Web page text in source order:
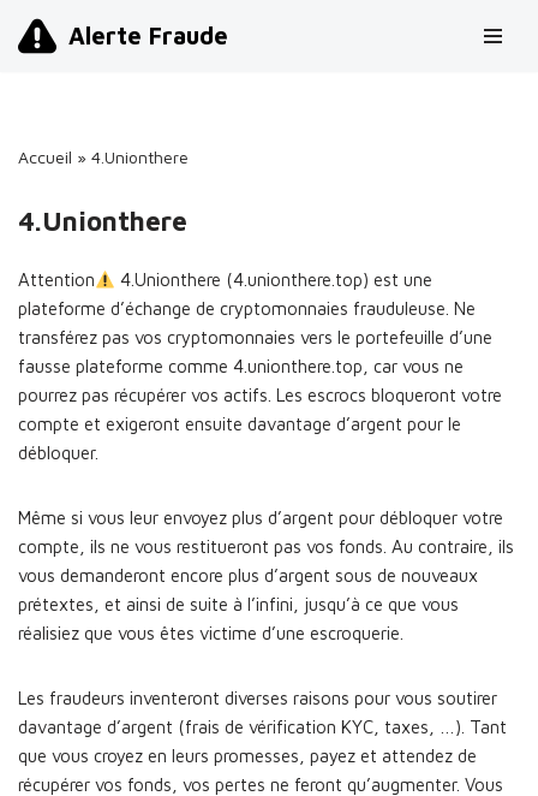
Alerte Fraude
Accueil » 4.Unionthere
4.Unionthere
Attention
4.Unionthere (4.unionthere.top) est une
plateforme d’échange de cryptomonnaies frauduleuse. Ne
transférez pas vos cryptomonnaies vers le portefeuille d’une
fausse plateforme comme 4.unionthere.top, car vous ne
pourrez pas récupérer vos actifs. Les escrocs bloqueront votre
compte et exigeront ensuite davantage d’argent pour le
débloquer.
Même si vous leur envoyez plus d’argent pour débloquer votre
compte, ils ne vous restitueront pas vos fonds. Au contraire, ils
vous demanderont encore plus d’argent sous de nouveaux
prétextes, et ainsi de suite à l’infini, jusqu’à ce que vous
réalisiez que vous êtes victime d’une escroquerie.
Les fraudeurs inventeront diverses raisons pour vous soutirer
davantage d’argent (frais de vérification KYC, taxes, …). Tant
que vous croyez en leurs promesses, payez et attendez de
récupérer vos fonds, vos pertes ne feront qu’augmenter. Vous